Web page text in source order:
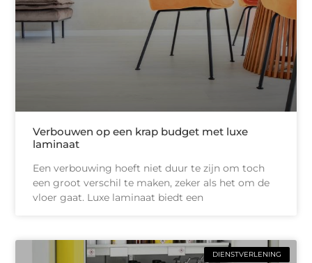
Verbouwen op een krap budget met luxe
laminaat
Een verbouwing hoeft niet duur te zijn om toch
een groot verschil te maken, zeker als het om de
vloer gaat. Luxe laminaat biedt een
DIENSTVERLENING